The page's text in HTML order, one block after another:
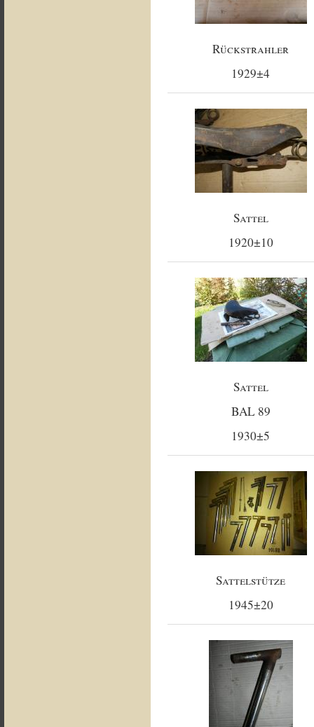
Rückstrahler
1929±4
Sattel
1920±10
Sattel
BAL 89
1930±5
Sattelstütze
1945±20